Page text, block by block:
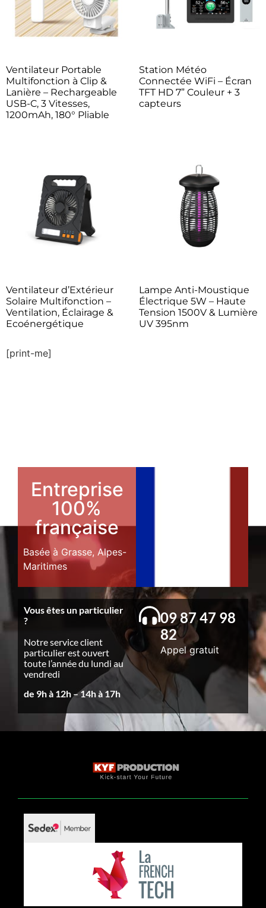
Ventilateur Portable
Multifonction à Clip &
Lanière – Rechargeable
USB-C, 3 Vitesses,
1200mAh, 180° Pliable
Station Météo
Connectée WiFi – Écran
TFT HD 7” Couleur + 3
capteurs
Ventilateur d’Extérieur
Solaire Multifonction –
Ventilation, Éclairage &
Ecoénergétique
Lampe Anti-Moustique
Électrique 5W – Haute
Tension 1500V & Lumière
UV 395nm
[print-me]
Entreprise
100%
française
Basée à Grasse, Alpes-
Maritimes
Vous êtes un particulier
?
Notre service client
particulier est ouvert
toute l’année du lundi au
vendredi
de 9h à 12h – 14h à 17h
09 87 47 98
82
Appel gratuit